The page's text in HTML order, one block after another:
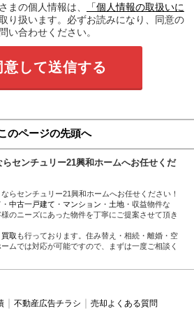
まの個人情報は、
「個人情報の取扱いに
り扱います。必ずお読みになり、同意の
い合わせください。
意して送信する
のページの先頭へ
センチュリー21興和ホームへお任せくだ
らセンチュリー21興和ホームへお任せください！
・ 中古一戸建て ・ マンション ・ 土地・収益物件な
のニーズにあった物件を丁寧にご提案させて頂き
取 も行っております。住み替え・相続・離婚・空
ムでは対応が可能ですので、まずは一度ご相談く
不動産広告チラシ 売却よくある質問